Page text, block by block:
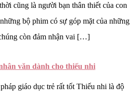
cũng là người bạn thân thiết của con
bộ phim có sự góp mặt của những
còn đảm nhận vai […]
văn dành cho thiếu nhi
giáo dục trẻ rất tốt Thiếu nhi là độ